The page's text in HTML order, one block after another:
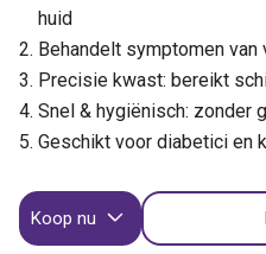
huid
Behandelt symptomen
Precisie kwast: bereikt
Snel & hygiënisch: zonder
Geschikt voor diabetici en
Koop nu